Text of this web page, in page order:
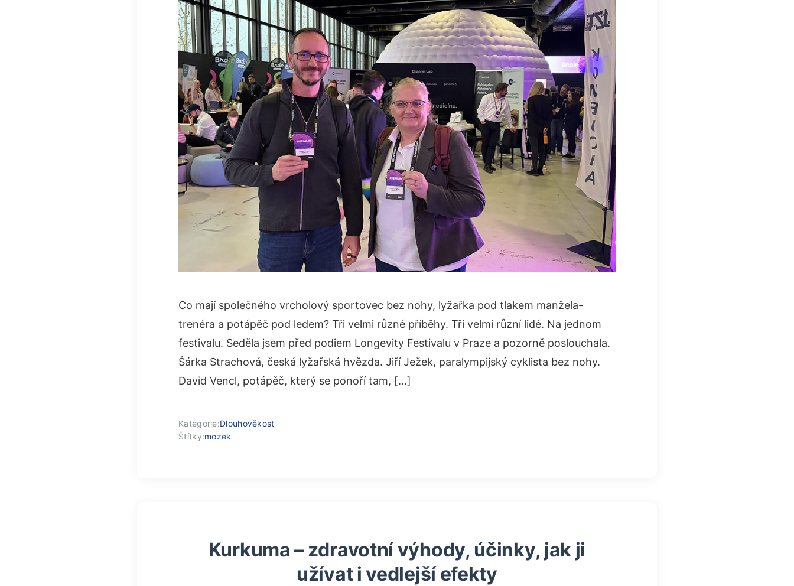
Co mají společného vrcholový sportovec bez nohy, lyžařka pod tlakem manžela-
trenéra a potápěč pod ledem? Tři velmi různé příběhy. Tři velmi různí lidé. Na jednom
festivalu. Seděla jsem před podiem Longevity Festivalu v Praze a pozorně poslouchala.
Šárka Strachová, česká lyžařská hvězda. Jiří Ježek, paralympijský cyklista bez nohy.
David Vencl, potápěč, který se ponoří tam, […]
Kategorie:Dlouhověkost
Štítky:mozek
Kurkuma – zdravotní výhody, účinky, jak ji
užívat i vedlejší efekty